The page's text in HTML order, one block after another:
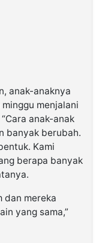
anak-anaknya
menjalani
anak-anak
banyak berubah.
Kami
berapa banyak
dan mereka
yang sama,”